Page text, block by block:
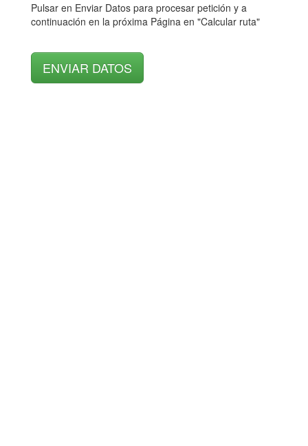
Pulsar en Enviar Datos para procesar petición y a
continuación en la próxima Página en "Calcular ruta"